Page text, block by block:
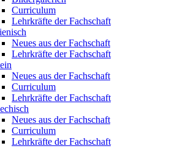
Curriculum
Lehrkräfte der Fachschaft
Neues aus der Fachschaft
Lehrkräfte der Fachschaft
Neues aus der Fachschaft
Curriculum
Lehrkräfte der Fachschaft
Neues aus der Fachschaft
Curriculum
Lehrkräfte der Fachschaft